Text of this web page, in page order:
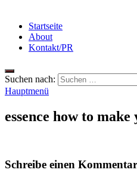
Startseite
About
Kontakt/PR
Suchen nach:
Hauptmenü
essence how to
Schreibe einen Kommentar